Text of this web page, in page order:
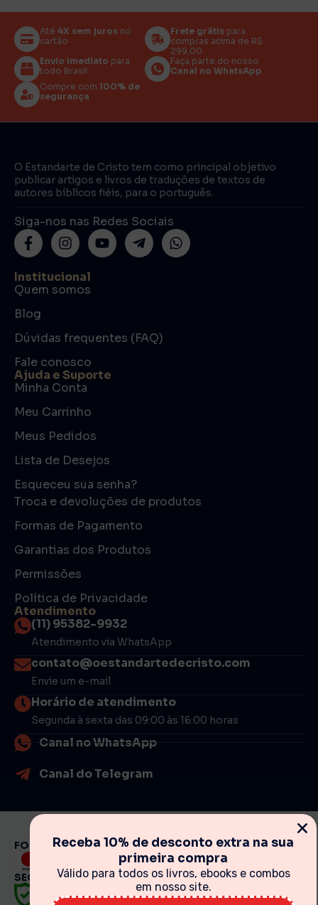
Até 4X sem juros no
cartão
Frete grátis para
compras acima de R$
299,00
Envio imediato para
todo Brasil
Faça parte do nosso
Canal no WhatsApp
Compre com 100% de
segurança
O Estandarte de Cristo tem como principal objetivo
publicar artigos e livros de traduções de textos de
autores bíblicos fiéis, para o português.
Siga-nos nas Redes Sociais
Institucional
Quem somos
Blog
Dúvidas frequentes (FAQ)
Fale conosco
Ajuda e Suporte
Minha Conta
Meu Carrinho
Meus Pedidos
Lista de Desejos
Esqueceu sua senha?
Troca e devoluções de produtos
Formas de Pagamento
Garantias dos Produtos
Permissões
Política de Privacidade
Atendimento
(11) 95382-9932
Atendimento via WhatsApp
contato@oestandartedecristo.com
Envie um e-mail
Horário de atendimento
Segunda à sexta das 09:00 às 16:00 horas
Canal no WhatsApp
Canal do Telegram
FORMAS DE PAGAMENTO
SEGURANÇA
Receba 10% de desconto extra na sua
primeira compra
Válido para todos os livros, ebooks e combos
em nosso site.